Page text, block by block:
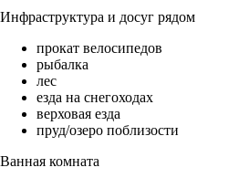
Инфраструктура и досуг рядом
прокат велосипедов
рыбалка
лес
езда на снегоходах
верховая езда
пруд/озеро поблизости
Ванная комната